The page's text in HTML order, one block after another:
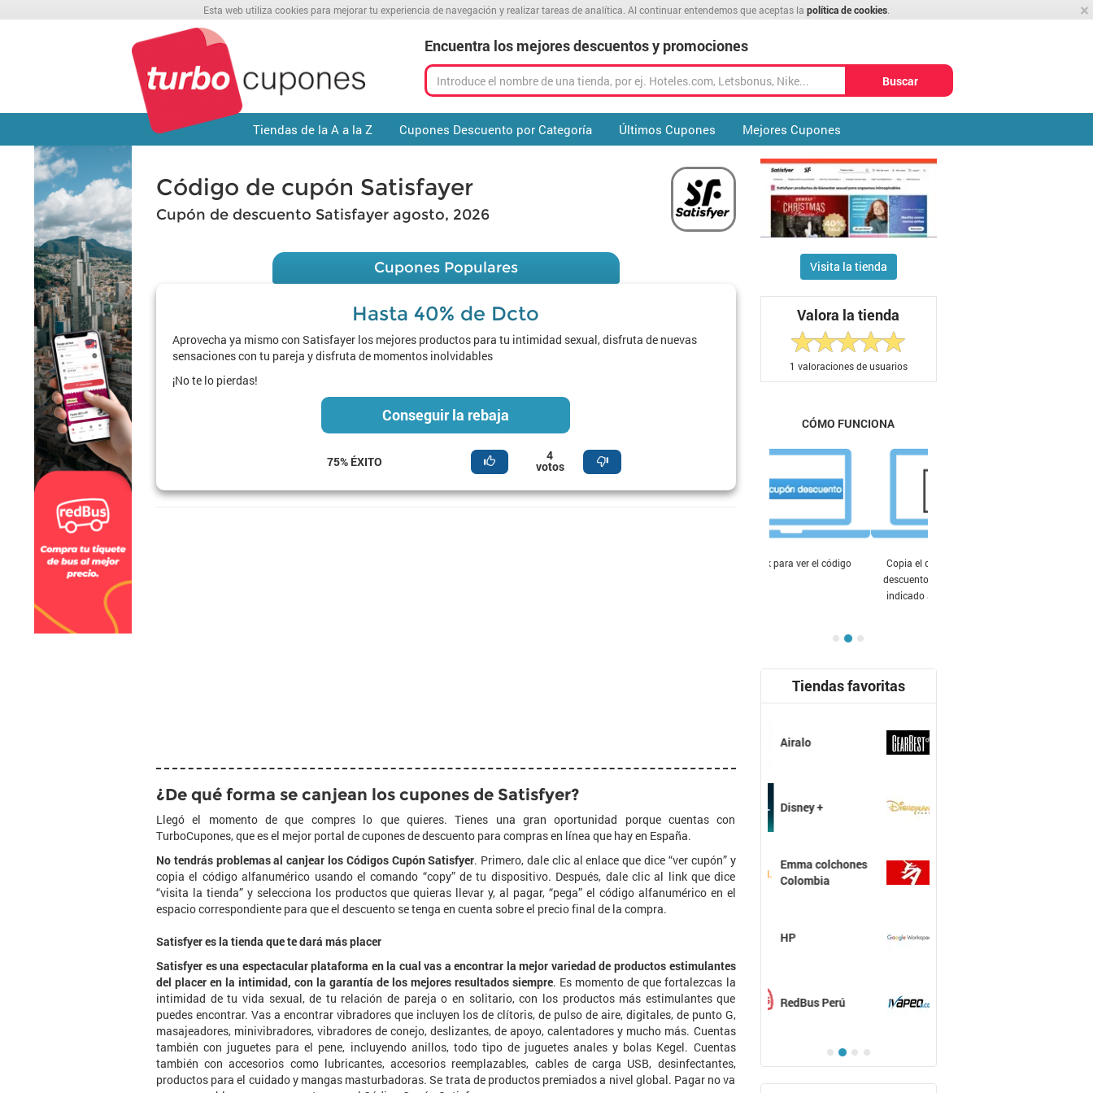
×
Esta web utiliza cookies para mejorar tu experiencia de navegación y realizar tareas de analítica. Al continuar entendemos que aceptas la política de cookies
Encuentra los mejores descuentos y promociones
Buscar
Tiendas de la A a la Z Cupones Descuento por Categoría Últimos Cupones Mejores Cupones
Código de cupón Satisfayer
Cupón de descuento Satisfayer agosto, 2026
Cupones Populares
Hasta 40% de Dcto
Aprovecha ya mismo con Satisfayer los mejores productos para tu intimidad sexual, disfruta de nuevas
sensaciones con tu pareja y disfruta de momentos inolvidables
¡No te lo pierdas!
Conseguir la rebaja
75% ÉXITO 4
votos
¿De qué forma se canjean los cupones de Satisfyer?
Llegó el momento de que compres lo que quieres. Tienes una gran oportunidad porque cuentas con
TurboCupones, que es el mejor portal de cupones de descuento para compras en línea que hay en España.
No tendrás problemas al canjear los Códigos Cupón Satisfyer. Primero, dale clic al enlace que dice “ver cupón” y
copia el código alfanumérico usando el comando “copy” de tu dispositivo. Después, dale clic al link que dice
“visita la tienda” y selecciona los productos que quieras llevar y, al pagar, “pega” el código alfanumérico en el
espacio correspondiente para que el descuento se tenga en cuenta sobre el precio final de la compra.
Satisfyer es la tienda que te dará más placer
Satisfyer es una espectacular plataforma en la cual vas a encontrar la mejor variedad de productos estimulantes
del placer en la intimidad, con la garantía de los mejores resultados siempre. Es momento de que fortalezcas la
intimidad de tu vida sexual, de tu relación de pareja o en solitario, con los productos más estimulantes que
puedes encontrar. Vas a encontrar vibradores que incluyen los de clítoris, de pulso de aire, digitales, de punto G,
masajeadores, minivibradores, vibradores de conejo, deslizantes, de apoyo, calentadores y mucho más. Cuentas
también con juguetes para el pene, incluyendo anillos, todo tipo de juguetes anales y bolas Kegel. Cuentas
también con accesorios como lubricantes, accesorios reemplazables, cables de carga USB, desinfectantes,
productos para el cuidado y mangas masturbadoras. Se trata de productos premiados a nivel global. Pagar no va
Visita la tienda
Valora la tienda
1 valoraciones de usuarios
CÓMO FUNCIONA
Copia el código del cupón de
descuento y pégalo en el lugar
indicado antes de finalizar tu
Tiendas favoritas
Hostgator
Ivapeo